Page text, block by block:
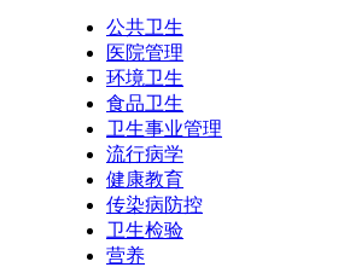
公共卫生
医院管理
环境卫生
食品卫生
卫生事业管理
流行病学
健康教育
传染病防控
卫生检验
营养